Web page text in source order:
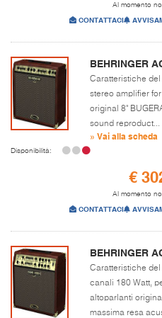
Al momento
CONTATTACI
BEHRINGER
Caratteristiche del
stereo amplifier
original 8"
sound reproduct...
» Vai alla scheda
Disponibilità:
€
Al momento
CONTATTACI
BEHRINGER
Caratteristiche
canali 180 Watt,
altoparlanti
massima resa